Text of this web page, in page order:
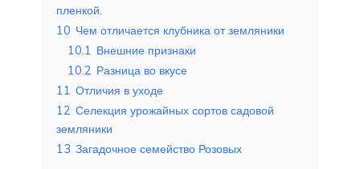
пленкой.
10 Чем отличается клубника от земляники
10.1 Внешние признаки
10.2 Разница во вкусе
11 Отличия в уходе
12 Селекция урожайных сортов садовой
земляники
13 Загадочное семейство Розовых